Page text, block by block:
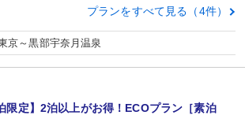
プランをすべて見る（4件）
京～黒部宇奈月温泉
限定】2泊以上がお得！ECOプラン［素泊